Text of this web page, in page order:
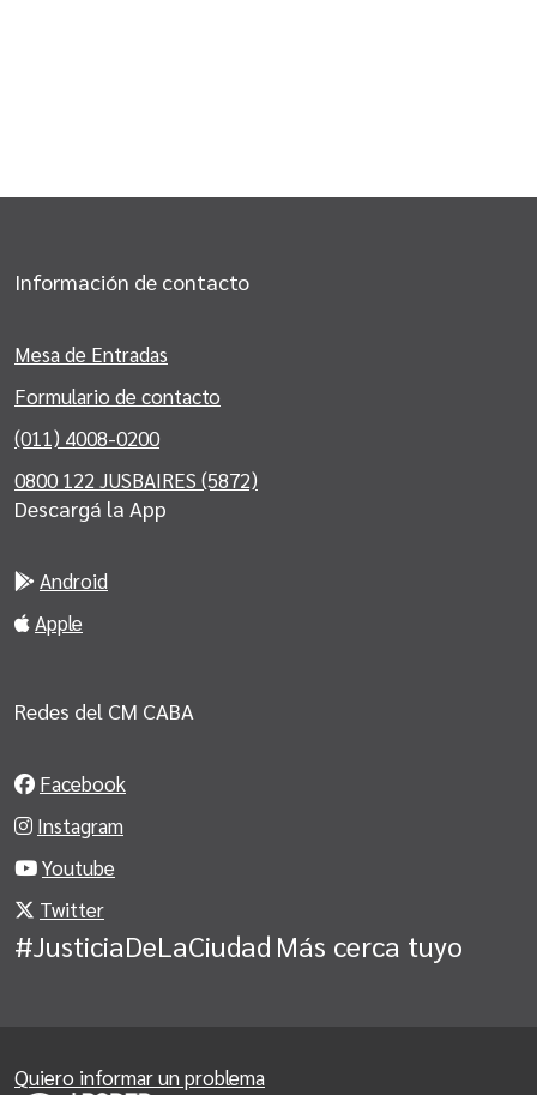
Información de contacto
Mesa de Entradas
Formulario de contacto
(011) 4008-0200
0800 122 JUSBAIRES (5872)
Descargá la App
Android
Apple
Redes del CM CABA
Facebook
Instagram
Youtube
Twitter
#JusticiaDeLaCiudad Más cerca tuyo
Quiero informar un problema